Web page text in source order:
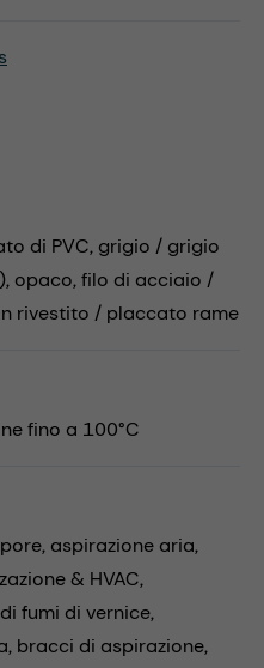
di PVC, grigio / grigio
opaco, filo di acciaio /
rivestito / placcato rame
fino a 100°C
aspirazione aria,
& HVAC,
fumi di vernice,
bracci di aspirazione,